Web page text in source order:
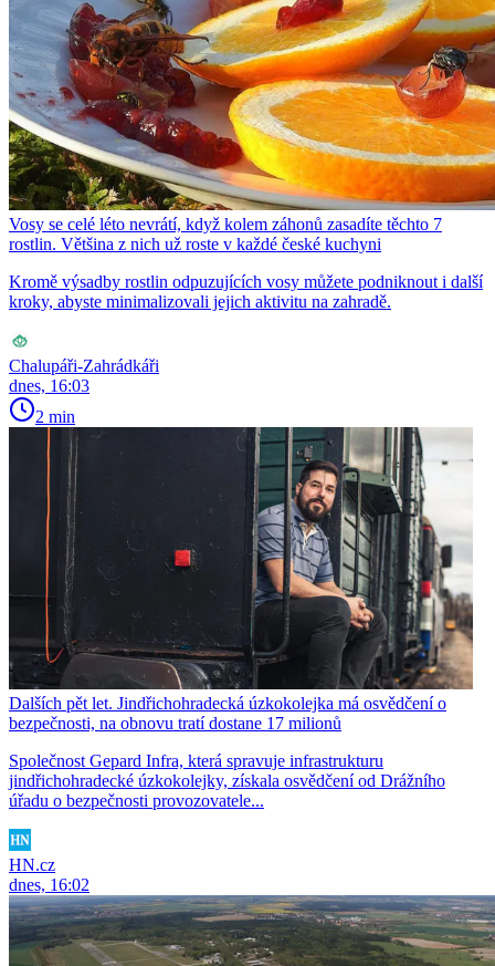
Vosy se celé léto nevrátí, když kolem záhonů zasadíte těchto 7
rostlin. Většina z nich už roste v každé české kuchyni
Kromě výsadby rostlin odpuzujících vosy můžete podniknout i další
kroky, abyste minimalizovali jejich aktivitu na zahradě.
Chalupáři-Zahrádkáři
dnes, 16:03
2 min
Dalších pět let. Jindřichohradecká úzkokolejka má osvědčení o
bezpečnosti, na obnovu tratí dostane 17 milionů
Společnost Gepard Infra, která spravuje infrastrukturu
jindřichohradecké úzkokolejky, získala osvědčení od Drážního
úřadu o bezpečnosti provozovatele...
HN.cz
dnes, 16:02